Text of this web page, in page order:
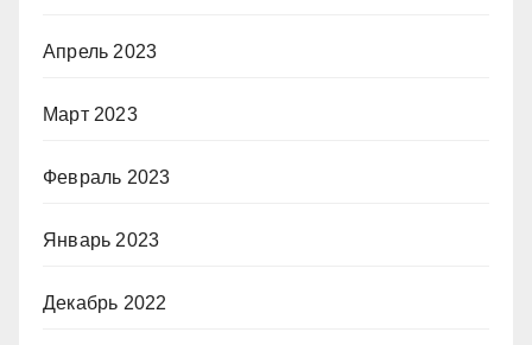
Апрель 2023
Март 2023
Февраль 2023
Январь 2023
Декабрь 2022